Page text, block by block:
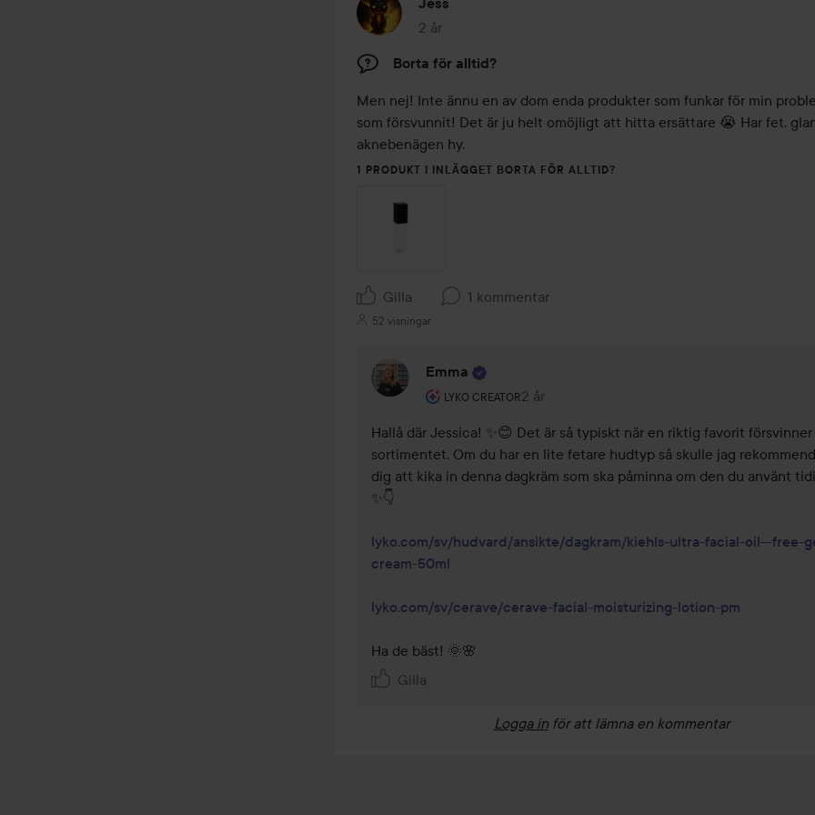
2 år
Inlägget skapades 2 år
Borta för alltid?
Men nej! Inte ännu en av dom enda produkter som funkar för min
som försvunnit! Det är ju helt omöjligt att hitta ersättare 😭 Har fet,
aknebenägen hy.
1 PRODUKT I INLÄGGET BORTA FÖR ALLTID?
Gilla 1 kommentar
52 visningar
Emma
LYKO CREATOR
Användarens roll: Lyko Creator.
2 år
Kommentaren lades 2 år
Hallå där Jessica! ✨😊 Det är så typiskt när en riktig favorit försvinner
sortimentet. Om du har en lite fetare hudtyp så skulle jag
dig att kika in denna dagkräm som ska påminna om den du använt
✨👇
lyko.com/sv/hudvard/ansikte/dagkram/kiehls-ultra-facial-oil---free-
cream-50ml
lyko.com/sv/cerave/cerave-facial-moisturizing-lotion-pm
Ha de bäst! 🌞🌸
Gilla
Logga in för att lämna en kommentar